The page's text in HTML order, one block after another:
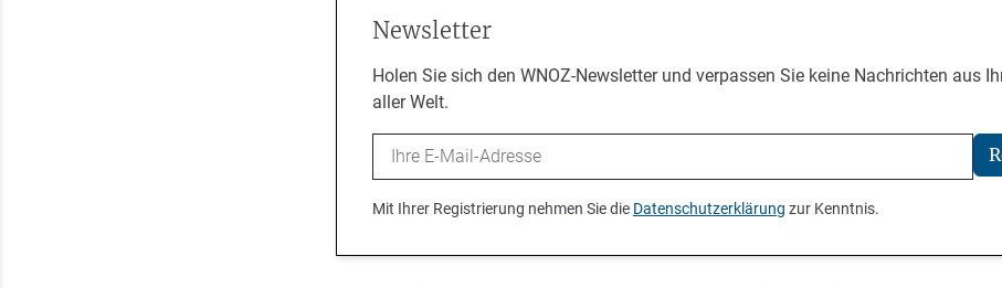
Newsletter
Holen Sie sich den WNOZ-Newsletter und verpassen Sie keine Nachrichten aus
aller Welt.
Email
Mit Ihrer Registrierung nehmen Sie die Datenschutzerklärung zur Kenntnis.